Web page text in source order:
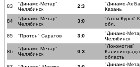
83
"Динамо-Метар"
Челябинск
2:3
"Динамо-Ак
Казань
84
"Динамо-Метар"
Челябинск
3:0
"Атом-Курск"
обл.
85 "Протон" Саратов 3:0
"Динамо-
Челябинск
86
"Динамо-Метар"
Челябинск
0:3
"Локомотив"
область
"Динамо-